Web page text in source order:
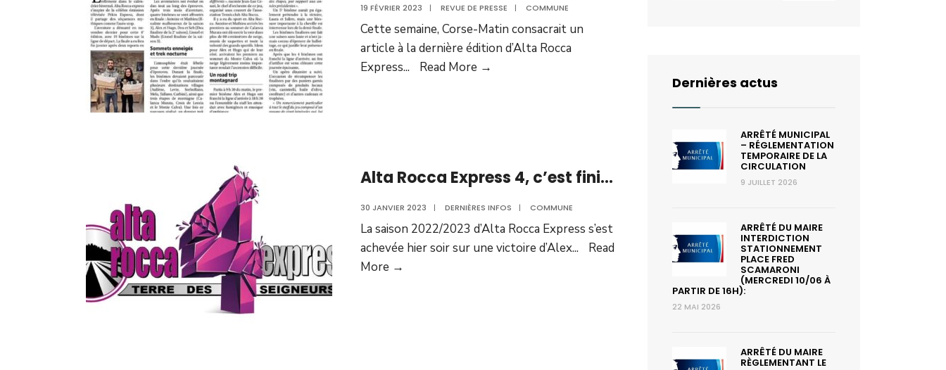
19 FÉVRIER 2023 | REVUE DE PRESSE | COMMUNE
Cette semaine, Corse-Matin consacrait un
article à la dernière édition d’Alta Rocca
Express... Read More →
Alta Rocca Express 4, c’est fini…
30 JANVIER 2023 | DERNIÈRES INFOS | COMMUNE
La saison 2022/2023 d’Alta Rocca Express s’est
achevée hier soir sur une victoire d’Alex...
Read
More →
Dernières actus
ARRÊTÉ MUNICIPAL
– RÉGLEMENTATION
TEMPORAIRE DE LA
CIRCULATION
9 JUILLET 2026
ARRÊTÉ DU MAIRE
INTERDICTION
STATIONNEMENT
PLACE FRED
SCAMARONI
(MERCREDI 10/06 À
PARTIR DE 16H):
22 MAI 2026
ARRÊTÉ DU MAIRE
RÈGLEMENTANT LE